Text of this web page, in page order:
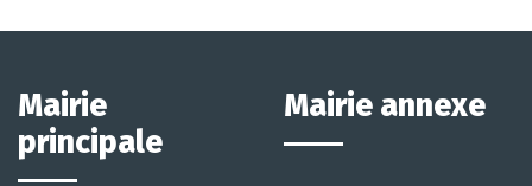
Mairie
principale
Mairie annexe